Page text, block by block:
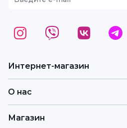
Интернет-магазин
О нас
Магазин